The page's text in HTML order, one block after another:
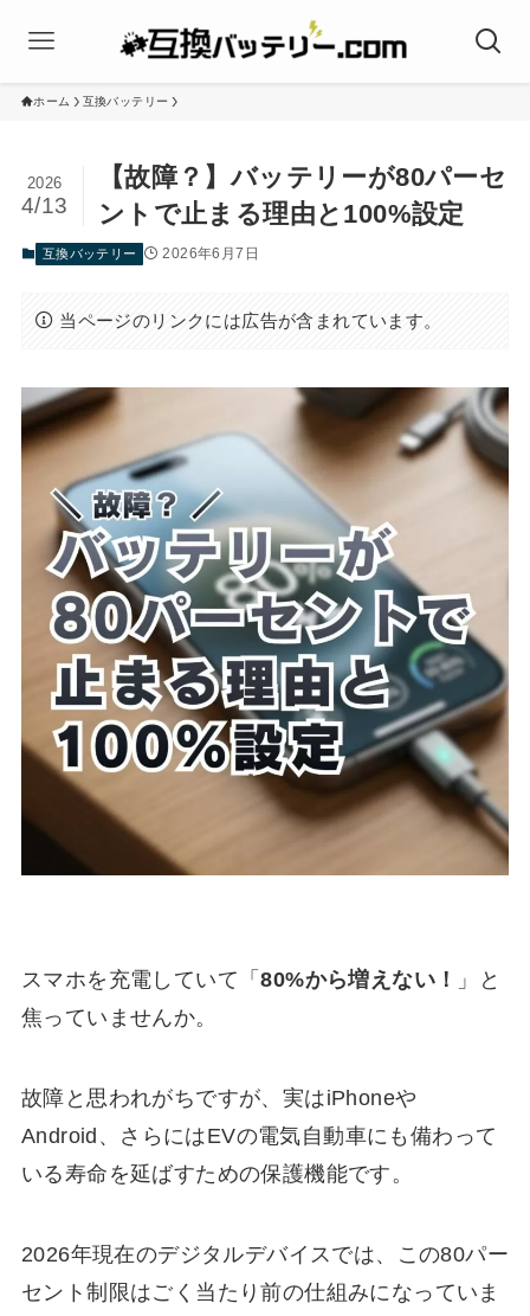
ホーム 互換バッテリー
【故障？】バッテリーが80パーセ
ントで止まる理由と100%設定
2026
4/13
互換バッテリー 2026年6月7日
当ページのリンクには広告が含まれています。
スマホを充電していて「80%から増えない！
」と
焦っていませんか。
故障と思われがちですが、実はiPhoneや
Android、さらにはEVの電気自動車にも備わって
いる寿命を延ばすための保護機能です。
2026年現在のデジタルデバイスでは、この80パー
セント制限はごく当たり前の仕組みになっていま